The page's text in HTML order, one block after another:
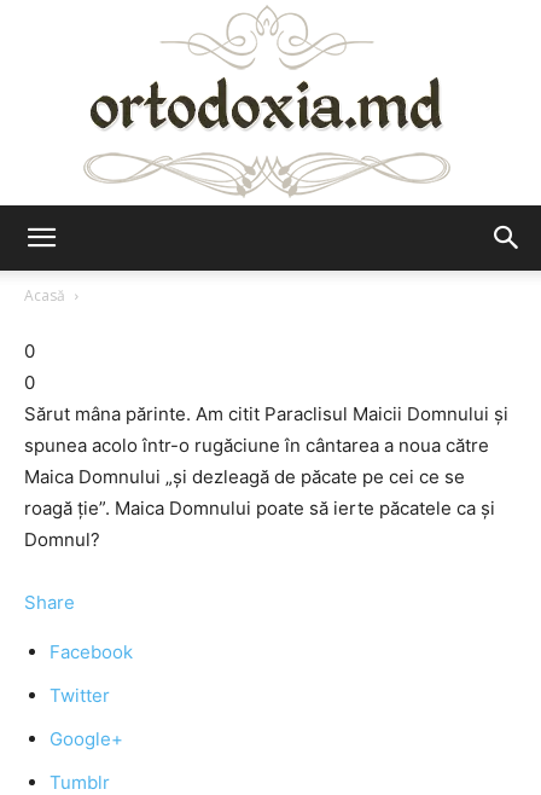
Acasă
0
0
Sărut mâna părinte. Am citit Paraclisul Maicii Domnului și
spunea acolo într-o rugăciune în cântarea a noua către
Maica Domnului „și dezleagă de păcate pe cei ce se
roagă ție”. Maica Domnului poate să ierte păcatele ca și
Domnul?
Share
Facebook
Twitter
Google+
Tumblr